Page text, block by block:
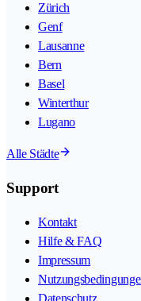
Zürich
Genf
Lausanne
Bern
Basel
Winterthur
Lugano
Alle Städte
Support
Kontakt
Hilfe & FAQ
Impressum
Datenschutz